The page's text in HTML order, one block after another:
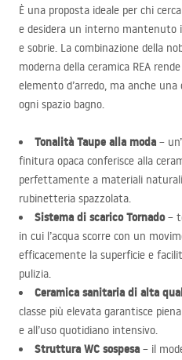
È una proposta ideale per chi
e desidera un interno mantenuto
e sobrie. La combinazione della
moderna della ceramica REA
elemento d’arredo, ma anche una
ogni spazio bagno.
Tonalità Taupe alla moda –
finitura opaca conferisce alla
perfettamente a materiali
rubinetteria spazzolata.
Sistema di scarico Tornado–
in cui l’acqua scorre con un
efficacemente la superficie e
pulizia.
Ceramica sanitaria di alta
classe più elevata garantisce
e all’uso quotidiano intensivo.
Struttura WC sospesa – il